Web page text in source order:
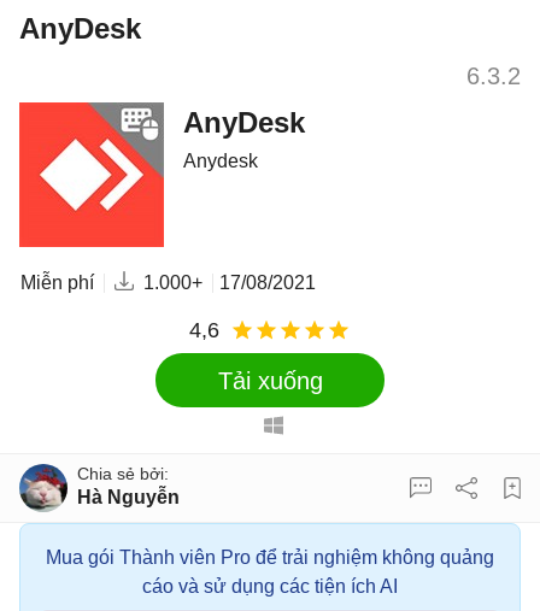
AnyDesk
6.3.2
AnyDesk
Anydesk
Miễn phí 1.000+ 17/08/2021
4,6
Tải xuống
Hà Nguyễn
Mua gói Thành viên Pro để trải nghiệm không quảng
cáo và sử dụng các tiện ích AI